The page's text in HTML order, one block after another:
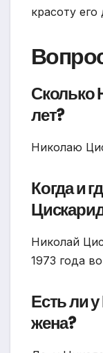
красоту
Сколько
лет?
Николаю
Когда и
Николай
1973 года
Есть ли
жена?